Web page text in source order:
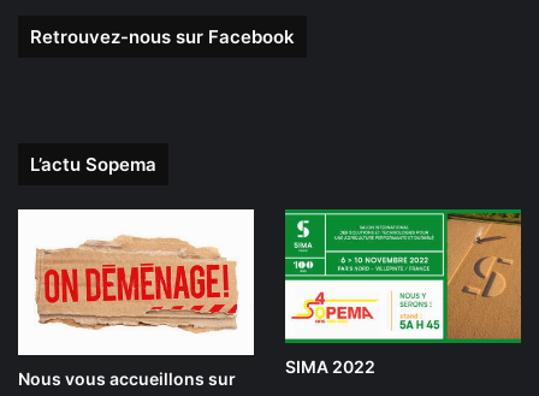
Retrouvez-nous sur Facebook
L’actu Sopema
Nous vous accueillons sur
SIMA 2022